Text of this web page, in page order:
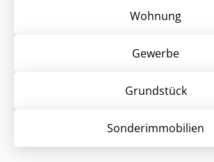
Wohnung
Gewerbe
Grund­stück
Sonder­immobilien